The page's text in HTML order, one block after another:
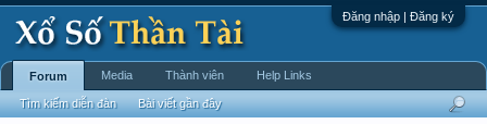
Đăng nhập | Đăng ký
Forum
Tìm kiếm diễn đàn Bài viết gần đây
Media Thành viên Help Links